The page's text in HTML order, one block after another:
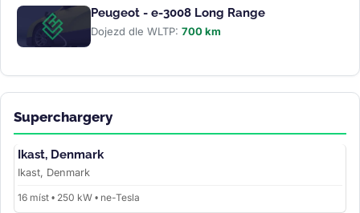
Peugeot - e-3008 Long Range
Dojezd dle WLTP: 700 km
Superchargery
Ikast, Denmark
Ikast, Denmark
16 míst • 250 kW • ne-Tesla